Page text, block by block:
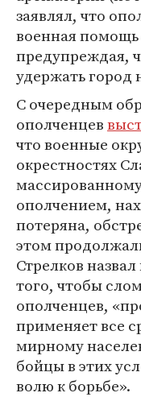
заявлял, что
военная
предупреждая,
удержать город
С очередным
ополченцев
что военные
окрестностях
массированному
ополчением,
потеряна,
этом
Стрелков
того, чтобы
ополченцев,
применяет все
мирному
бойцы в этих
волю к борьбе».